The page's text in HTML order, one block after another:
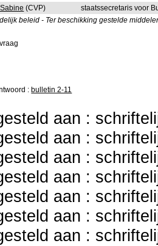
(CVP)
staatssecretaris voor
beleid - Ter beschikking gestelde
: bulletin 2-11
aan :
aan :
aan :
aan :
aan :
aan :
aan :